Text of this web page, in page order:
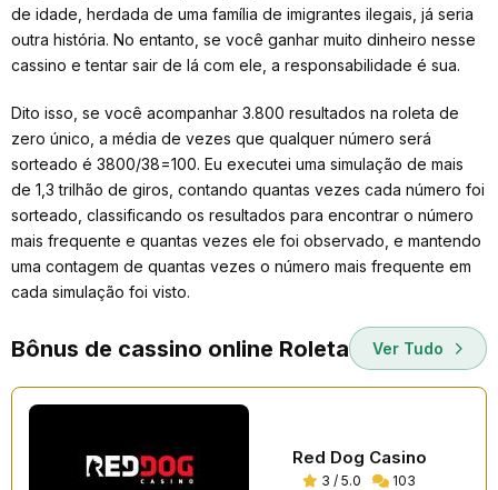
de idade, herdada de uma família de imigrantes ilegais, já seria
outra história. No entanto, se você ganhar muito dinheiro nesse
cassino e tentar sair de lá com ele, a responsabilidade é sua.
Dito isso, se você acompanhar 3.800 resultados na roleta de
zero único, a média de vezes que qualquer número será
sorteado é 3800/38=100. Eu executei uma simulação de mais
de 1,3 trilhão de giros, contando quantas vezes cada número foi
sorteado, classificando os resultados para encontrar o número
mais frequente e quantas vezes ele foi observado, e mantendo
uma contagem de quantas vezes o número mais frequente em
cada simulação foi visto.
Bônus de cassino online Roleta Ver Tudo
Red Dog Casino
3 / 5.0 103